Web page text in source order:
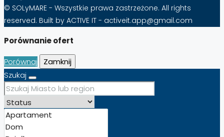
© SOLyMARE - Wszystkie prawa zastrzeżone. All rights
reserved. Built by ACTIVE IT - activeit.app@gmail.com
Porównanie ofert
Porównaj
Zamknij
Szukaj